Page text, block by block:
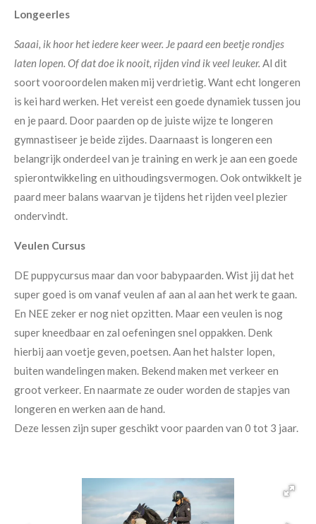
Longeerles
Saaai, ik hoor het iedere keer weer. Je paard een beetje rondjes
laten lopen. Of dat doe ik nooit, rijden vind ik veel leuker. Al dit
soort vooroordelen maken mij verdrietig. Want echt longeren
is kei hard werken. Het vereist een goede dynamiek tussen jou
en je paard. Door paarden op de juiste wijze te longeren
gymnastiseer jebeide zijdes. Daarnaast is longeren een
belangrijk onderdeel van je training en werk je aan een goede
spierontwikkeling en uithoudingsvermogen. Ook ontwikkelt je
paard meer balans waarvan je tijdens het rijden veel plezier
ondervindt.
Veulen Cursus
DE puppycursus maar dan voor babypaarden. Wist jij dat het
super goed is om vanaf veulen af aan al aan het werk te gaan.
En NEE zeker er nog niet opzitten. Maar een veulen is nog
super kneedbaar en zal oefeningen snel oppakken. Denk
hierbij aan voetje geven, poetsen. Aan het halster lopen,
buiten wandelingen maken. Bekend maken met verkeer en
groot verkeer. En naarmate ze ouder worden de stapjes van
longeren en werken aan de hand.
Deze lessen zijn super geschikt voor paarden van 0 tot 3 jaar.